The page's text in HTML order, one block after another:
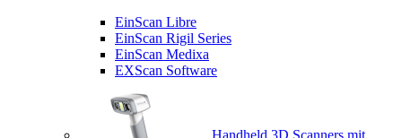
EinScan Libre
EinScan Rigil Series
EinScan Medixa
EXScan Software
Handheld 3D Scanners mit